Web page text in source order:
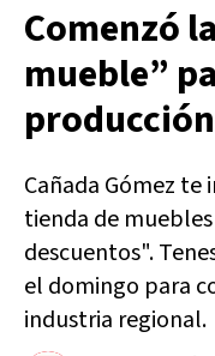
Comenzó
mueble”
Cañada Gómez
tienda de
descuentos".
el domingo para
industria regional.